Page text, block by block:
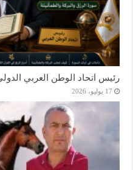
رئيس اتحاد الوطن العربي
17 يوليو، 2026